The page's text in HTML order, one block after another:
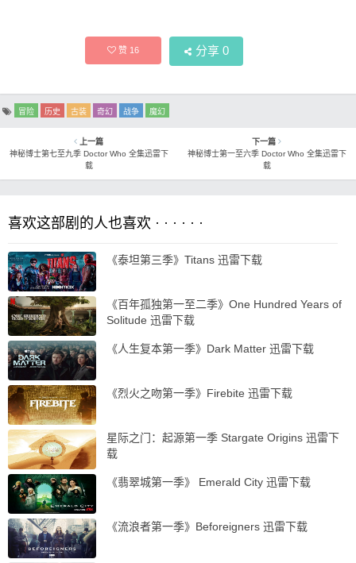
赞16 分享 0
冒险 历史 古装 奇幻 战争 魔幻
上一篇
神秘博士第七至九季 Doctor Who 全集迅雷下
载
下一篇
神秘博士第一至六季 Doctor Who 全集迅雷下
载
喜欢这部剧的人也喜欢 · · · · · ·
《泰坦第三季》Titans 迅雷下载
《百年孤独第一至二季》One Hundred Years of
Solitude 迅雷下载
《人生复本第一季》Dark Matter 迅雷下载
《烈火之吻第一季》Firebite 迅雷下载
星际之门：起源第一季 Stargate Origins 迅雷下
载
《翡翠城第一季》 Emerald City 迅雷下载
《流浪者第一季》Beforeigners 迅雷下载